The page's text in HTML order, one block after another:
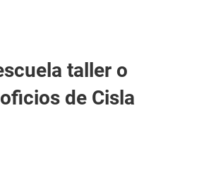
taller o
de Cisla